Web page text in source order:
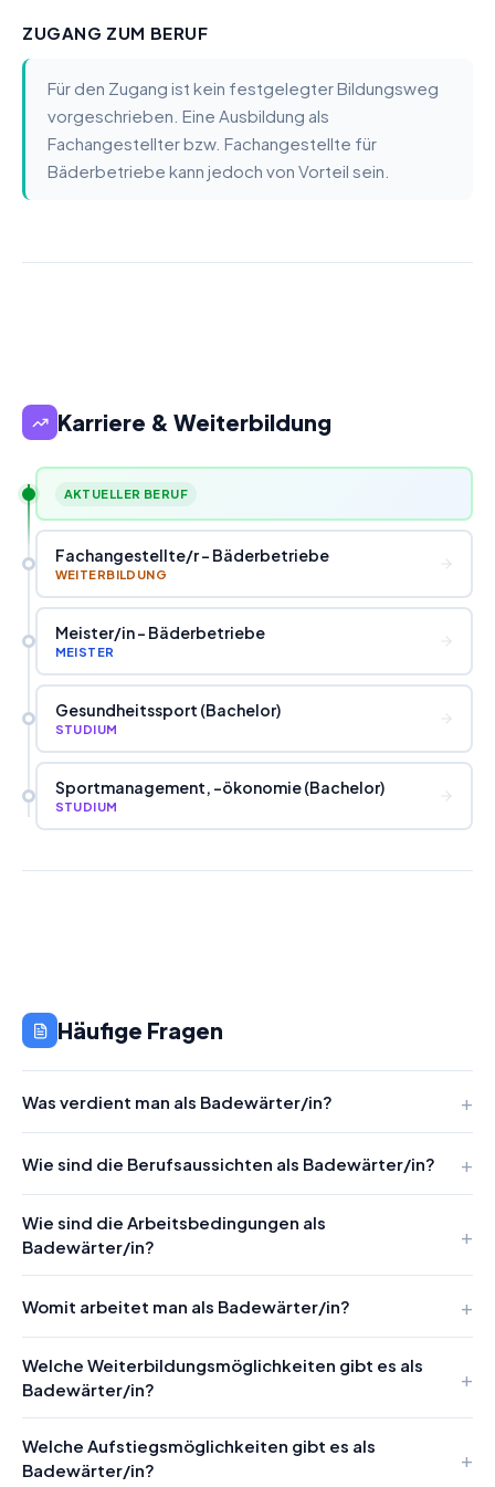
ZUGANG ZUM BERUF
Für den Zugang ist kein festgelegter Bildungsweg
vorgeschrieben. Eine Ausbildung als
Fachangestellter bzw. Fachangestellte für
Bäderbetriebe kann jedoch von Vorteil sein.
Karriere & Weiterbildung
AKTUELLER BERUF
Fachangestellte/r - Bäderbetriebe
WEITERBILDUNG
Meister/in - Bäderbetriebe
MEISTER
Gesundheitssport (Bachelor)
STUDIUM
Sportmanagement, -ökonomie (Bachelor)
STUDIUM
Häufige Fragen
Was verdient man als Badewärter/in?
Wie sind die Berufsaussichten als Badewärter/in?
Wie sind die Arbeitsbedingungen als
Badewärter/in?
Womit arbeitet man als Badewärter/in?
Welche Weiterbildungsmöglichkeiten gibt es als
Badewärter/in?
Welche Aufstiegsmöglichkeiten gibt es als
Badewärter/in?